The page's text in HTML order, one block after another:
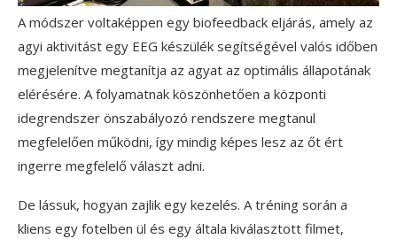
A módszer voltaképpen egy biofeedback eljárás, amely az
agyi aktivitást egy EEG készülék segítségével valós időben
megjelenítve megtanítja az agyat az optimális állapotának
elérésére. A folyamatnak köszönhetően a központi
idegrendszer önszabályozó rendszere megtanul
megfelelően működni, így mindig képes lesz az őt ért
ingerre megfelelő választ adni.
De lássuk, hogyan zajlik egy kezelés. A tréning során a
kliens egy fotelben ül és egy általa kiválasztott filmet,